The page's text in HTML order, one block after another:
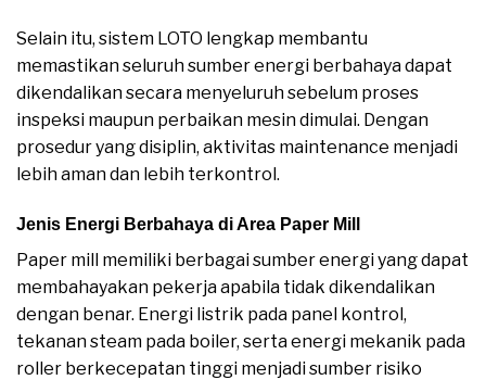
Selain itu, sistem LOTO lengkap membantu
memastikan seluruh sumber energi berbahaya dapat
dikendalikan secara menyeluruh sebelum proses
inspeksi maupun perbaikan mesin dimulai. Dengan
prosedur yang disiplin, aktivitas maintenance menjadi
lebih aman dan lebih terkontrol.
Jenis Energi Berbahaya di Area Paper Mill
Paper mill memiliki berbagai sumber energi yang dapat
membahayakan pekerja apabila tidak dikendalikan
dengan benar. Energi listrik pada panel kontrol,
tekanan steam pada boiler, serta energi mekanik pada
roller berkecepatan tinggi menjadi sumber risiko